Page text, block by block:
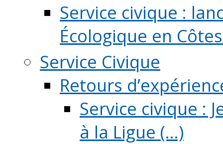
Service civique :
Écologique en
Service Civique
Retours
Service civique :
à la Ligue (...)